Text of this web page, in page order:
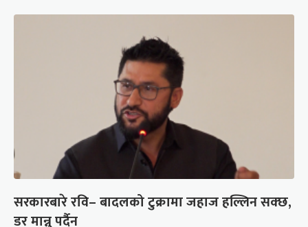
सरकारबारे रवि– बादलको टुक्रामा जहाज हल्लिन सक्छ,
डर मान्नु पर्दैन